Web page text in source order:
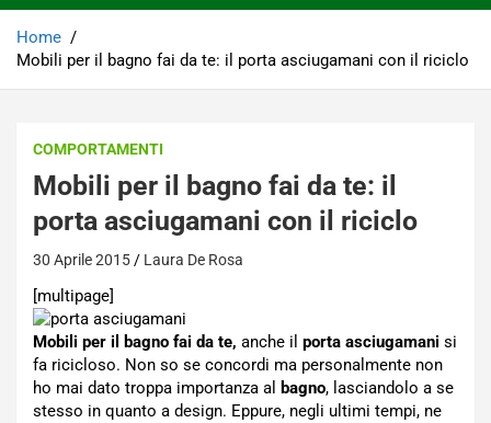
Home
Mobili per il bagno fai da te: il porta asciugamani con il riciclo
COMPORTAMENTI
Mobili per il bagno fai da te: il
porta asciugamani con il riciclo
30 Aprile 2015 Laura De Rosa
[multipage]
Mobili per il bagno fai da te, anche il porta asciugamani si
fa ricicloso. Non so se concordi ma personalmente non
ho mai dato troppa importanza al bagno, lasciandolo a se
stesso in quanto a design. Eppure, negli ultimi tempi, ne